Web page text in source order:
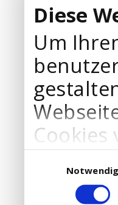
Diese
Um
Cookies
IhreNotwendig